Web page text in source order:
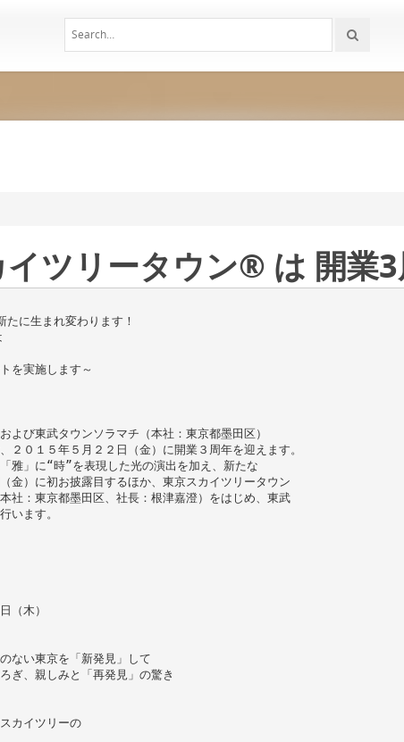
イツリータウン® は 開業
に生まれ変わります！
を実施します～
び東武タウンソラマチ（本社：東京都墨田区）
２０１５年５月２２日（金）に開業３周年を迎えます。
雅」に“時”を表現した光の演出を加え、新たな
金）に初お披露目するほか、東京スカイツリータウン
社：東京都墨田区、社長：根津嘉澄）をはじめ、東武
います。
（木）
ない東京を「新発見」して
ぎ、親しみと「再発見」の驚き
カイツリーの